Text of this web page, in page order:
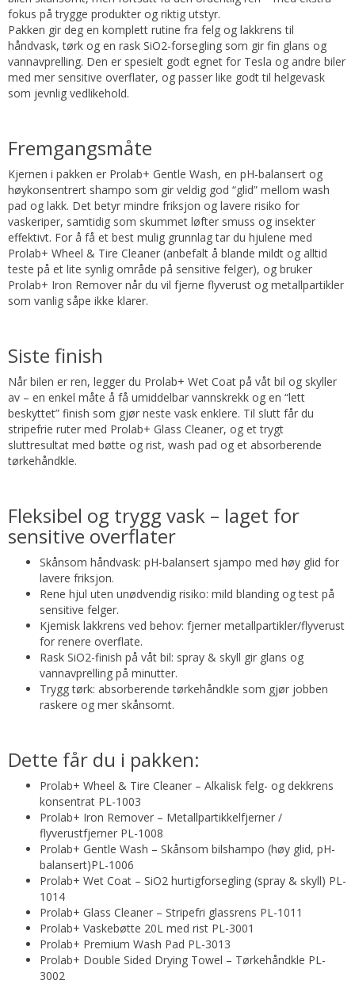
fokus på trygge produkter og riktig utstyr.
Pakken gir deg en komplett rutine fra felg og lakkrens til
håndvask, tørk og en rask SiO2-forsegling som gir fin glans og
vannavprelling. Den er spesielt godt egnet for Tesla og andre biler
med mer sensitive overflater, og passer like godt til helgevask
som jevnlig vedlikehold.
Fremgangsmåte
Kjernen i pakken er Prolab+ Gentle Wash, en pH-balansert og
høykonsentrert shampo som gir veldig god “glid” mellom wash
pad og lakk. Det betyr mindre friksjon og lavere risiko for
vaskeriper, samtidig som skummet løfter smuss og insekter
effektivt. For å få et best mulig grunnlag tar du hjulene med
Prolab+ Wheel & Tire Cleaner (anbefalt å blande mildt og alltid
teste på et lite synlig område på sensitive felger), og bruker
Prolab+ Iron Remover når du vil fjerne flyverust og metallpartikler
som vanlig såpe ikke klarer.
Siste finish
Når bilen er ren, legger du Prolab+ Wet Coat på våt bil og skyller
av – en enkel måte å få umiddelbar vannskrekk og en “lett
beskyttet” finish som gjør neste vask enklere. Til slutt får du
stripefrie ruter med Prolab+ Glass Cleaner, og et trygt
sluttresultat med bøtte og rist, wash pad og et absorberende
tørkehåndkle.
Fleksibel og trygg vask – laget for
sensitive overflater
Skånsom håndvask: pH-balansert sjampo med høy glid for
lavere friksjon.
Rene hjul uten unødvendig risiko: mild blanding og test på
sensitive felger.
Kjemisk lakkrens ved behov: fjerner metallpartikler/flyverust
for renere overflate.
Rask SiO2-finish på våt bil: spray & skyll gir glans og
vannavprelling på minutter.
Trygg tørk: absorberende tørkehåndkle som gjør jobben
raskere og mer skånsomt.
Dette får du i pakken:
Prolab+ Wheel & Tire Cleaner – Alkalisk felg- og dekkrens
konsentrat PL-1003
Prolab+ Iron Remover – Metallpartikkelfjerner /
flyverustfjerner PL-1008
Prolab+ Gentle Wash – Skånsom bilshampo (høy glid, pH-
balansert)PL-1006
Prolab+ Wet Coat – SiO2 hurtigforsegling (spray & skyll) PL-
1014
Prolab+ Glass Cleaner – Stripefri glassrens PL-1011
Prolab+ Vaskebøtte 20L med rist PL-3001
Prolab+ Premium Wash Pad PL-3013
Prolab+ Double Sided Drying Towel – Tørkehåndkle PL-
3002